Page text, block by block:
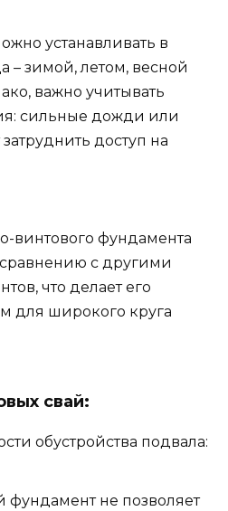
устанавливать в
– зимой, летом, весной
важно учитывать
сильные дожди или
доступ на
винтового фундамента
с другими
что делает его
для широкого круга
свай:
обустройства подвала:
фундамент не позволяет